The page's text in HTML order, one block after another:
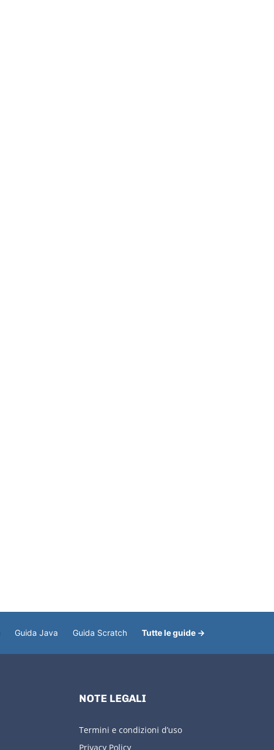
Guida Java Guida Scratch Tutte le guide →
NOTE LEGALI
Termini e condizioni d’uso
Privacy Policy